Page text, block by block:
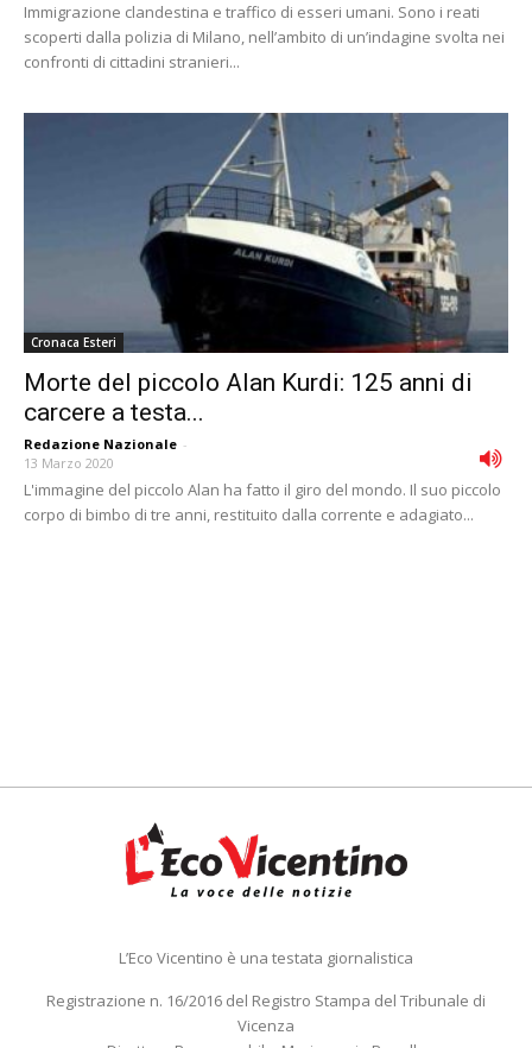
Immigrazione clandestina e traffico di esseri umani. Sono i reati
scoperti dalla polizia di Milano, nell’ambito di un’indagine svolta nei
confronti di cittadini stranieri...
Cronaca Esteri
Morte del piccolo Alan Kurdi: 125 anni di
carcere a testa...
Redazione Nazionale -
13 Marzo 2020
L'immagine del piccolo Alan ha fatto il giro del mondo. Il suo piccolo
corpo di bimbo di tre anni, restituito dalla corrente e adagiato...
L’Eco Vicentino è una testata giornalistica
Registrazione n. 16/2016 del Registro Stampa del Tribunale di
Vicenza